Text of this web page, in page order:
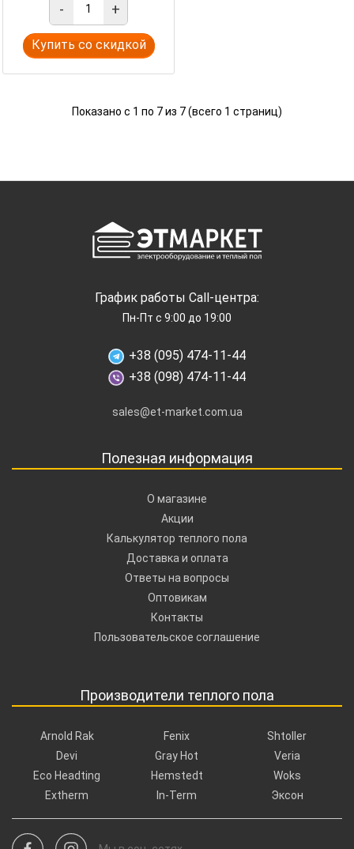
- +
Купить со скидкой
Показано с 1 по 7 из 7 (всего 1 страниц)
График работы Call-центра:
Пн-Пт с 9:00 до 19:00
+38 (095) 474-11-44
+38 (098) 474-11-44
sales@et-market.com.ua
Полезная информация
О магазине
Акции
Калькулятор теплого пола
Доставка и оплата
Ответы на вопросы
Оптовикам
Контакты
Пользовательское соглашение
Производители теплого пола
Arnold Rak
Devi
Eco Headting
Extherm
Fenix
Gray Hot
Hemstedt
In-Term
Shtoller
Veria
Woks
Эксон